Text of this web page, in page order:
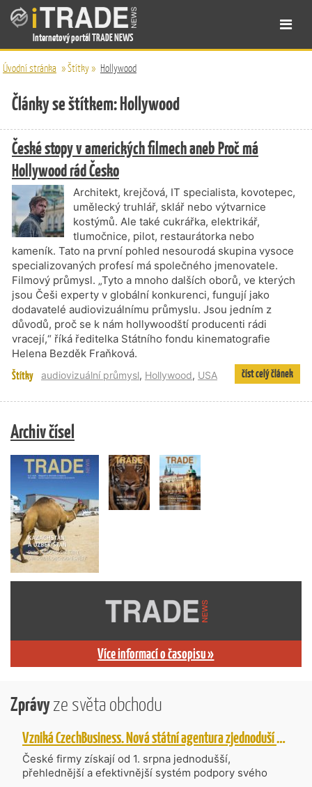
Internetový portál TRADE NEWS
Úvodní stránka »Štítky» Hollywood
Články se štítkem: Hollywood
České stopy v amerických filmech aneb Proč má
Hollywood rád Česko
Architekt, krejčová, IT specialista, kovotepec,
umělecký truhlář, sklář nebo výtvarnice
kostýmů. Ale také cukrářka, elektrikář,
tlumočnice, pilot, restaurátorka nebo
kameník. Tato na první pohled nesourodá skupina vysoce
specializovaných profesí má společného jmenovatele.
Filmový průmysl. „Tyto a mnoho dalších oborů, ve kterých
jsou Češi experty v globální konkurenci, fungují jako
dodavatelé audiovizuálnímu průmyslu. Jsou jedním z
důvodů, proč se k nám hollywoodští producenti rádi
vracejí,“ říká ředitelka Státního fondu kinematografie
Helena Bezděk Fraňková.
Štítky audiovizuální průmysl, Hollywood, USA číst celý článek
Archiv čísel
Více informací o časopisu »
Zprávyze světa obchodu
Vzniká CzechBusiness. Nová státní agentura zjednoduší podporu českých firem
České firmy získají od 1. srpna jednodušší,
přehlednější a efektivnější systém podpory svého